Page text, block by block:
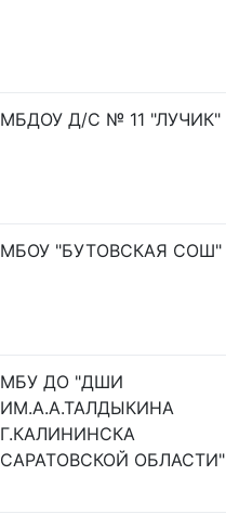
МБДОУ Д/С № 11 "ЛУЧИК"
МБОУ "БУТОВСКАЯ СОШ"
МБУ ДО "ДШИ
ИМ.А.А.ТАЛДЫКИНА
Г.КАЛИНИНСКА
САРАТОВСКОЙ ОБЛАСТИ"